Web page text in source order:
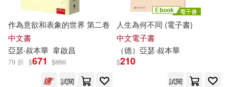
作為意欲和表象的世界 第二卷
中文書
亞瑟‧叔本華 韋啟昌
79 折 $671 $850
試閱
人生為何不同 (電子書)
中文電子書
（德） 亞瑟·叔本華
$210
試閱